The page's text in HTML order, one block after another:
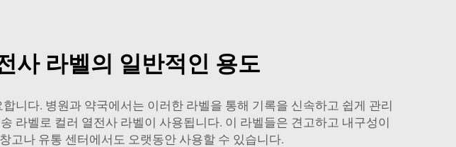
사 라벨의 일반적인 용도
니다. 병원과 약국에서는 이러한 라벨을 통해 기록을 신속하고 쉽게 관리
라벨로 컬러 열전사 라벨이 사용됩니다. 이 라벨들은 견고하고 내구성이
고나 유통 센터에서도 오랫동안 사용할 수 있습니다.